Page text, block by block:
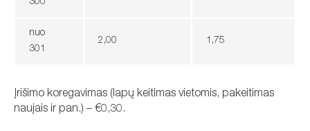
300
nuo
301
2,00 1,75
Įrišimo koregavimas (lapų keitimas vietomis, pakeitimas
naujais ir pan.) – €0,30.